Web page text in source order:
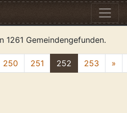
1261 Gemeindengefunden.
250 251 252 253 »